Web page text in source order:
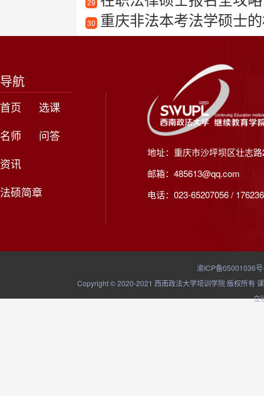
29
30 重庆非法本考法学硕士
导航
首页
选课
名师
问答
资讯
法硕简章
地址：重庆市沙坪坝区壮志
邮箱：485613@qq.com
电话：023-65207056 /
渝ICP备05001036
Copyright © 2020-2021 西南政法大学培训学院 版权所有
立